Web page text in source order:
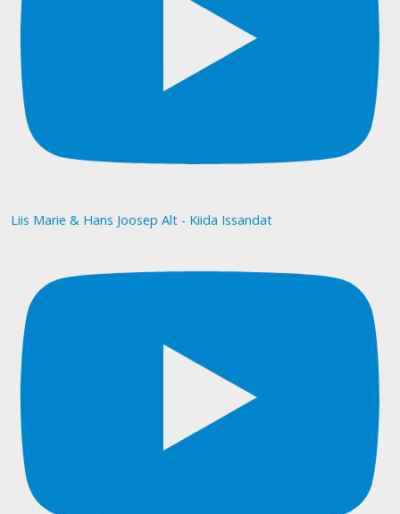
Liis Marie & Hans Joosep Alt - Kiida Issandat